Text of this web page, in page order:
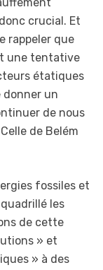
crucial. Et
rappeler que
une tentative
étatiques
donner un
de nous
de Belém
fossiles et
les
de cette
» et
» à des